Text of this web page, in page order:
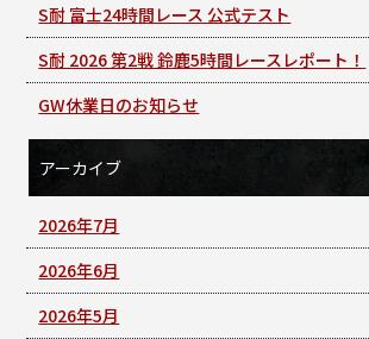
S耐 富士24時間レース 公式テスト
S耐 2026 第2戦 鈴鹿5時間レースレポート！
GW休業日のお知らせ
アーカイブ
2026年7月
2026年6月
2026年5月